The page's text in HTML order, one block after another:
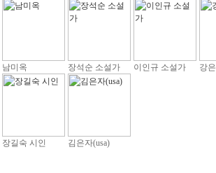
남미옥 장석순 소설가 이인규 소설가 강
장길숙 시인 김은자(usa)